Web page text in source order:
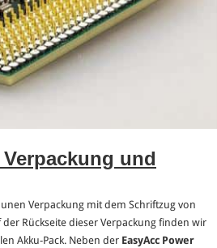
Verpackung und
Verpackung mit dem Schriftzug von
Rückseite dieser Verpackung finden wir
Akku-Pack. Neben der EasyAcc Power